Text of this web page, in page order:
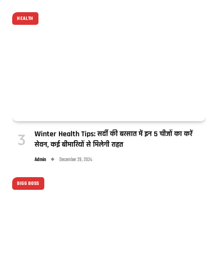
HEALTH
Winter Health Tips: सर्दी की बरसात में इन 5 चीजों का करें
सेवन, कई बीमारियों से मिलेगी राहत
Admin December 29, 2024
BIGG BOSS